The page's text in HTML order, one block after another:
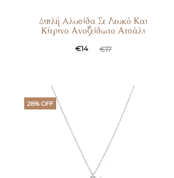
Διπλή Aλυσίδα Σε Λευκό Και
Κίτρινο Ανοξείδωτο Ατσάλι
€17
€14
28% OFF